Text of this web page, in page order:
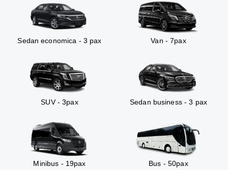
Sedan economica - 3 pax Van - 7pax
SUV - 3pax Sedan business - 3 pax
Minibus - 19pax Bus - 50pax